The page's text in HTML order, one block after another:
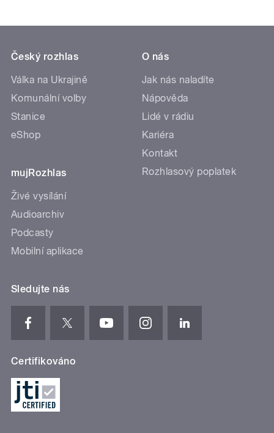
Český rozhlas
Válka na Ukrajině
Komunální volby
Stanice
eShop
mujRozhlas
Živé vysílání
Audioarchiv
Podcasty
Mobilní aplikace
O nás
Jak nás naladíte
Nápověda
Lidé v rádiu
Kariéra
Kontakt
Rozhlasový poplatek
Sledujte nás
Certifikováno